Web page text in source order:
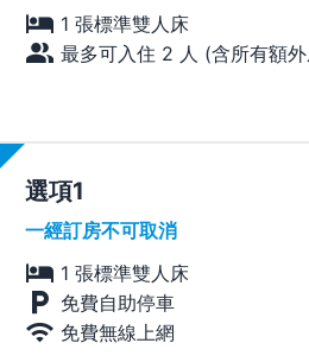
1 張標準雙人床
最多可入住 2 人 (含所有額
選項
一經訂房不可取消
1 張標準雙人床
免費自助停車
免費無線上網